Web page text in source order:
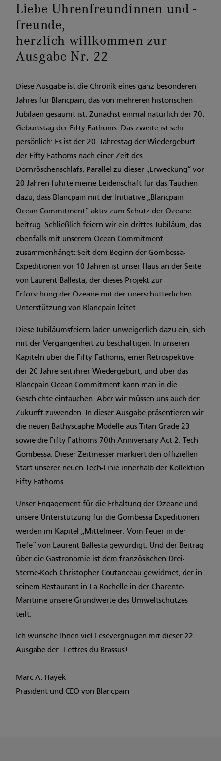
Liebe Uhrenfreundinnen und -
freunde,
herzlich willkommen zur
Ausgabe Nr. 22
Diese Ausgabe ist die Chronik eines ganz besonderen
Jahres für Blancpain, das von mehreren historischen
Jubiläen gesäumt ist. Zunächst einmal natürlich der 70.
Geburtstag der Fifty Fathoms. Das zweite ist sehr
persönlich: Es ist der 20. Jahrestag der Wiedergeburt
der Fifty Fathoms nach einer Zeit des
Dornröschenschlafs. Parallel zu dieser „Erweckung“ vor
20 Jahren führte meine Leidenschaft für das Tauchen
dazu, dass Blancpain mit der Initiative „Blancpain
Ocean Commitment“ aktiv zum Schutz der Ozeane
beitrug. Schließlich feiern wir ein drittes Jubiläum, das
ebenfalls mit unserem Ocean Commitment
zusammenhängt: Seit dem Beginn der Gombessa-
Expeditionen vor 10 Jahren ist unser Haus an der Seite
von Laurent Ballesta, der dieses Projekt zur
Erforschung der Ozeane mit der unerschütterlichen
Unterstützung von Blancpain leitet.
Diese Jubiläumsfeiern laden unweigerlich dazu ein, sich
mit der Vergangenheit zu beschäftigen. In unseren
Kapiteln über die Fifty Fathoms, einer Retrospektive
der 20 Jahre seit ihrer Wiedergeburt, und über das
Blancpain Ocean Commitment kann man in die
Geschichte eintauchen. Aber wir müssen uns auch der
Zukunft zuwenden. In dieser Ausgabe präsentieren wir
die neuen Bathyscaphe-Modelle aus Titan Grade 23
sowie die Fifty Fathoms 70th Anniversary Act 2: Tech
Gombessa. Dieser Zeitmesser markiert den offiziellen
Start unserer neuen Tech-Linie innerhalb der Kollektion
Fifty Fathoms.
Unser Engagement für die Erhaltung der Ozeane und
unsere Unterstützung für die Gombessa-Expeditionen
werden im Kapitel „Mittelmeer: Vom Feuer in der
Tiefe“ von Laurent Ballesta gewürdigt. Und der Beitrag
über die Gastronomie ist dem französischen Drei-
Sterne-Koch Christopher Coutanceau gewidmet, der in
seinem Restaurant in La Rochelle in der Charente-
Maritime unsere Grundwerte des Umweltschutzes
teilt.
Ich wünsche Ihnen viel Lesevergnügen mit dieser 22.
Ausgabe der Lettres du Brassus!
Marc A. Hayek
Präsident und CEO von Blancpain